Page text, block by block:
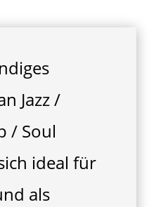
Jazz /
/ Soul
ideal für
als